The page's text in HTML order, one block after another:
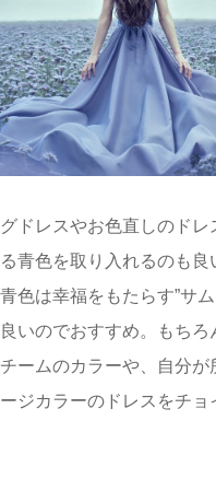
ドレスやお色直しのドレ
青色を取り入れるのも良
色は幸福をもたらす”サ
いのでおすすめ。もちろ
ームのカラーや、自分が
ジカラーのドレスをチョ